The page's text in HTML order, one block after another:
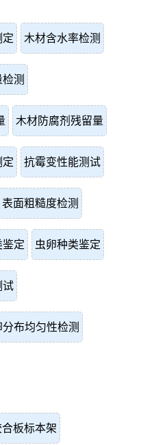
定 木材含水率检测
测
木材防腐剂残留量
定 抗霉变性能测试
表面粗糙度检测
鉴定 虫卵种类鉴定
试
分布均匀性检测
合板标本架